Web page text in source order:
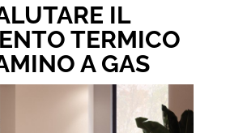
IL
TERMICO
A GAS